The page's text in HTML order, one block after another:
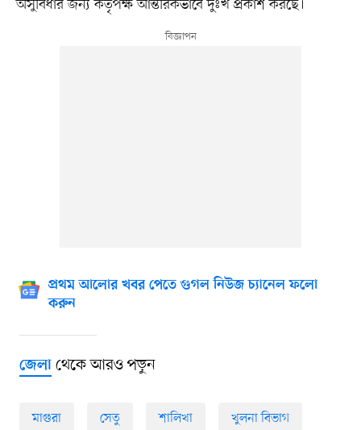
অসুবিধার জন্য কর্তৃপক্ষ আন্তরিকভাবে দুঃখ প্রকাশ করছে।
প্রথম আলোর খবর পেতে গুগল নিউজ চ্যানেল ফলো
করুন
জেলাথেকে আরও পড়ুন
মাগুরা সেতু শালিখা খুলনা বিভাগ